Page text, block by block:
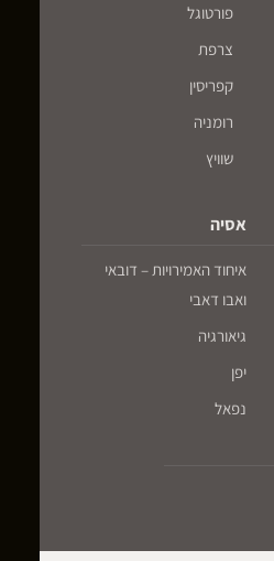
פורטוגל
צרפת
קפריסין
רומניה
שוויץ
אסיה
איחוד האמירויות – דובאי
ואבו דאבי
גיאורגיה
יפן
נפאל